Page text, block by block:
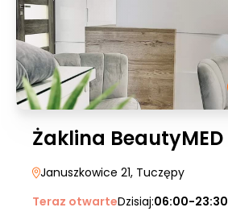
Żaklina BeautyMED
Januszkowice 21, Tuczępy
Teraz otwarteDzisiaj:06:00-23:30